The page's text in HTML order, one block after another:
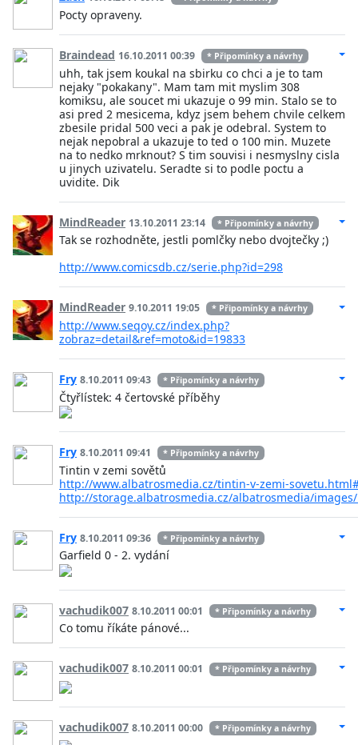
Pocty opraveny.
Braindead 16.10.2011 00:39 * Připomínky a návrhy
uhh, tak jsem koukal na sbirku co chci a je to tam
nejaky "pokakany". Mam tam mit myslim 308
komiksu, ale soucet mi ukazuje o 99 min. Stalo se to
asi pred 2 mesicema, kdyz jsem behem chvile celkem
zbesile pridal 500 veci a pak je odebral. System to
nejak nepobral a ukazuje to ted o 100 min. Muzete
na to nedko mrknout? S tim souvisi i nesmyslny cisla
u jinych uzivatelu. Seradte si to podle poctu a
uvidite. Dik
MindReader 13.10.2011 23:14 * Připomínky a návrhy
Tak se rozhodněte, jestli pomlčky nebo dvojtečky ;)
http://www.comicsdb.cz/serie.php?id=298
MindReader 9.10.2011 19:05 * Připomínky a návrhy
http://www.seqoy.cz/index.php?
zobraz=detail&ref=moto&id=19833
Fry 8.10.2011 09:43 * Připomínky a návrhy
Čtyřlístek: 4 čertovské příběhy
Fry 8.10.2011 09:41 * Připomínky a návrhy
Tintin v zemi sovětů
http://www.albatrosmedia.cz/tintin-v-zemi-
http://storage.albatrosmedia.cz/albatrosmedia/
Fry 8.10.2011 09:36 * Připomínky a návrhy
Garfield 0 - 2. vydání
vachudik007 8.10.2011 00:01 * Připomínky a návrhy
Co tomu říkáte pánové...
vachudik007 8.10.2011 00:01 * Připomínky a návrhy
vachudik007 8.10.2011 00:00 * Připomínky a návrhy